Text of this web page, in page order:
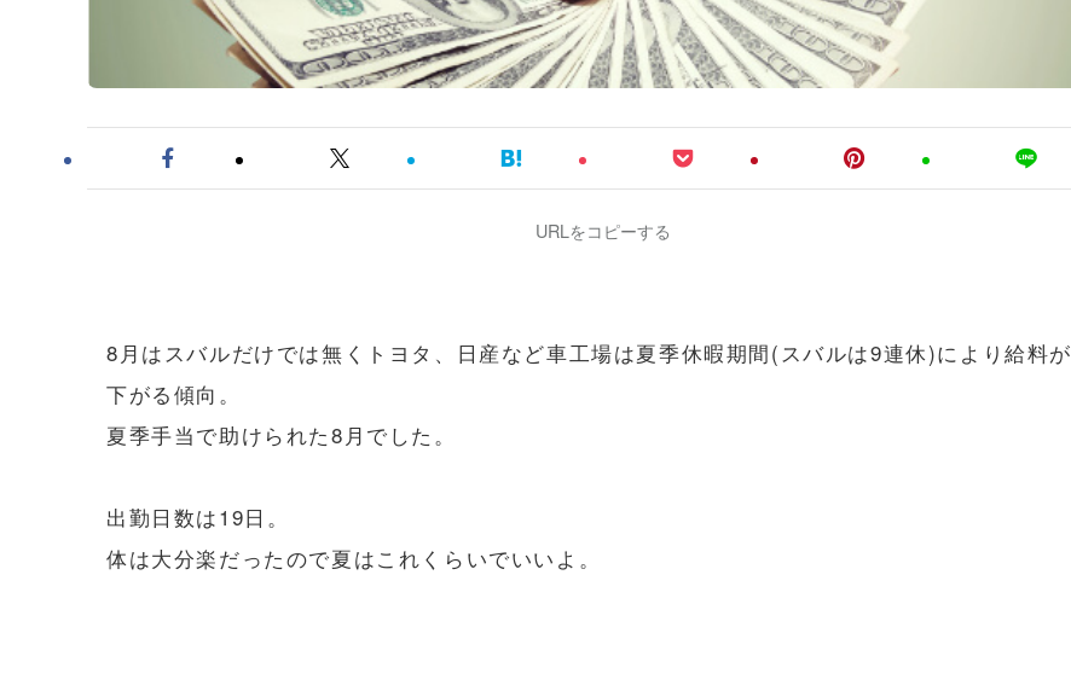
URLをコピーする
8月はスバルだけでは無くトヨタ、日産など車工場は夏季休暇期間(スバルは9連休)により給料が
下がる傾向。
夏季手当で助けられた8月でした。
出勤日数は19日。
体は大分楽だったので夏はこれくらいでいいよ。